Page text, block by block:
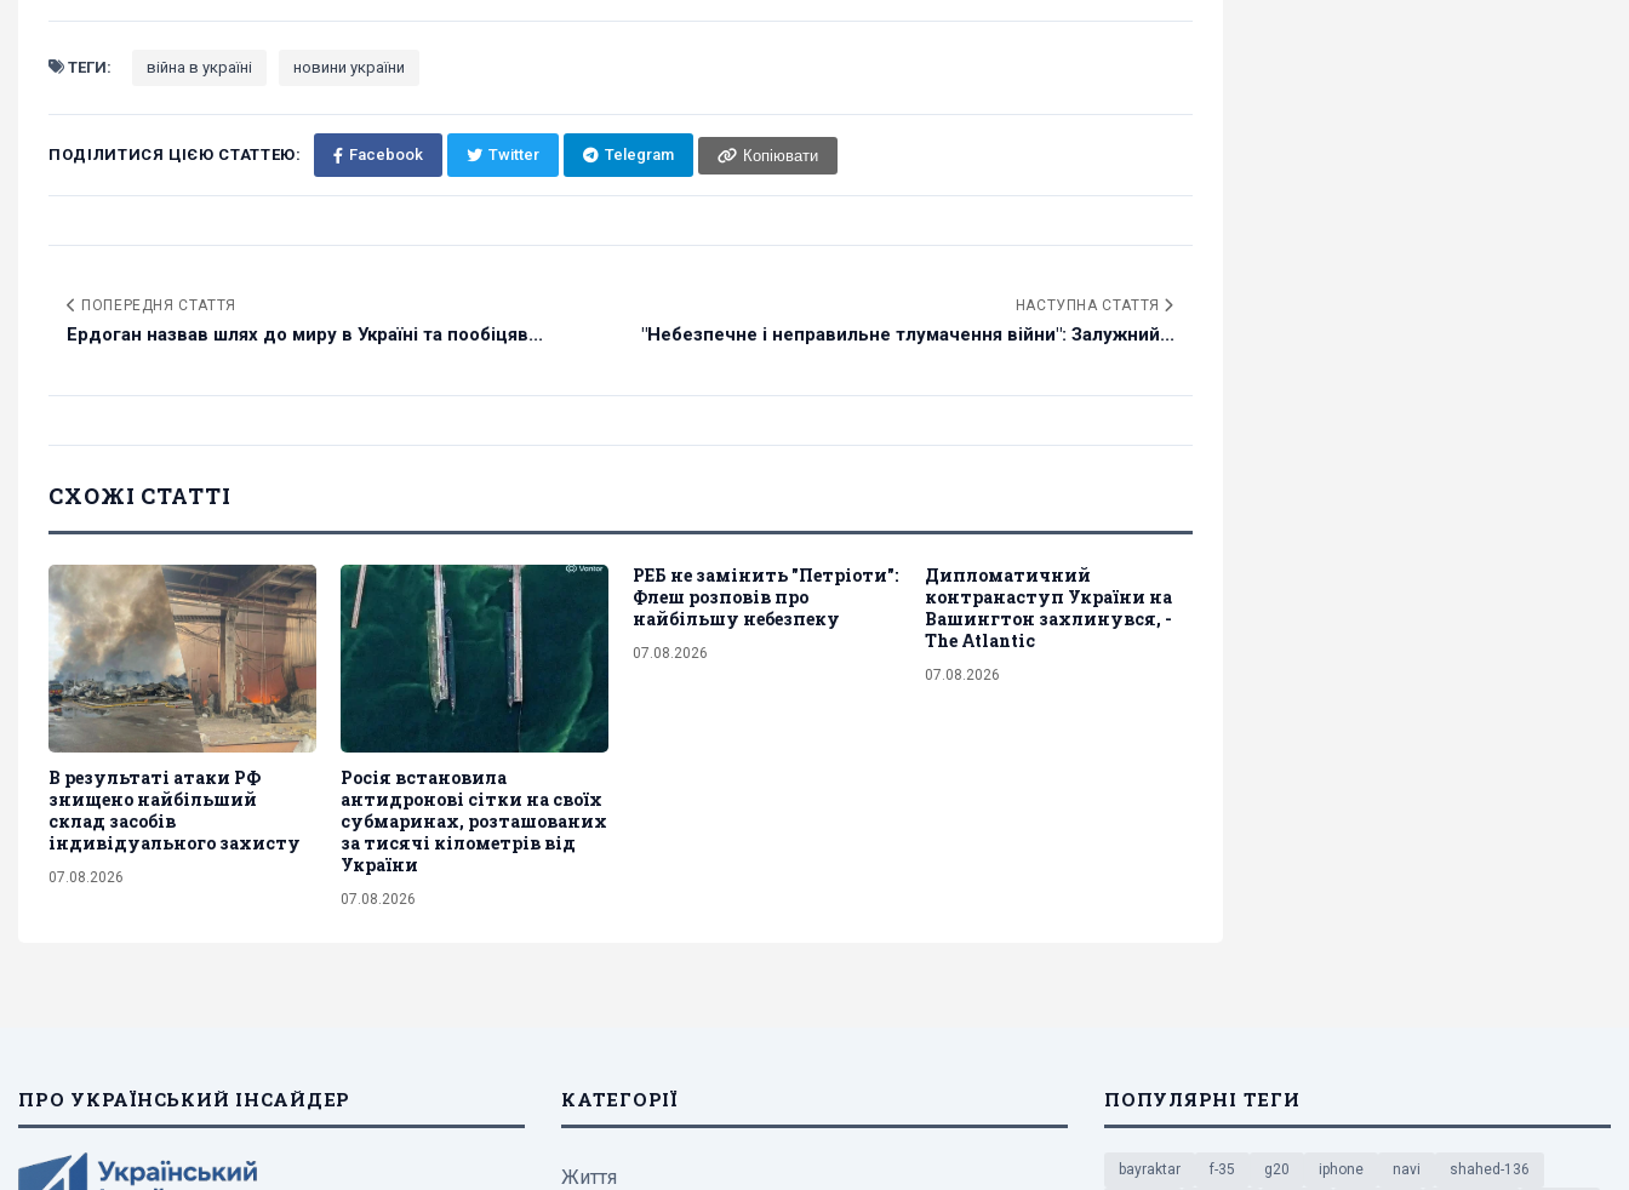
ТЕГИ: війна в україні новини україни
ПОДІЛИТИСЯ ЦІЄЮ СТАТТЕЮ: Facebook Twitter Telegram Копіювати
ПОПЕРЕДНЯ СТАТТЯ
Ердоган назвав шлях до миру в Україні та пообіцяв...
НАСТУПНА СТАТТЯ
"Небезпечне і неправильне тлумачення війни": Залужний...
СХОЖІ СТАТТІ
В результаті атаки РФ
знищено найбільший
склад засобів
індивідуального захисту
07.08.2026
Росія встановила
антидронові сітки на своїх
субмаринах, розташованих
за тисячі кілометрів від
України
07.08.2026
РЕБ не замінить "Петріоти":
Флеш розповів про
найбільшу небезпеку
07.08.2026
Дипломатичний
контранаступ України на
Вашингтон захлинувся, -
The Atlantic
07.08.2026
ПРО УКРАЇНСЬКИЙ ІНСАЙДЕР КАТЕГОРІЇ
Життя
ПОПУЛЯРНІ ТЕГИ
bayraktar f-35 g20 iphone navi shahed-136